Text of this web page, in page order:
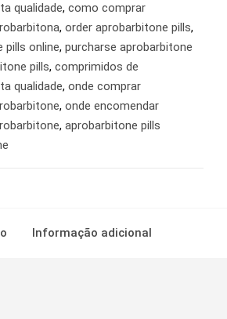
qualidade, como comprar
, order aprobarbitone pills,
pills online, purcharse aprobarbitone
pills, comprimidos de
qualidade, onde comprar
, onde encomendar
, aprobarbitone pills
Informação adicional